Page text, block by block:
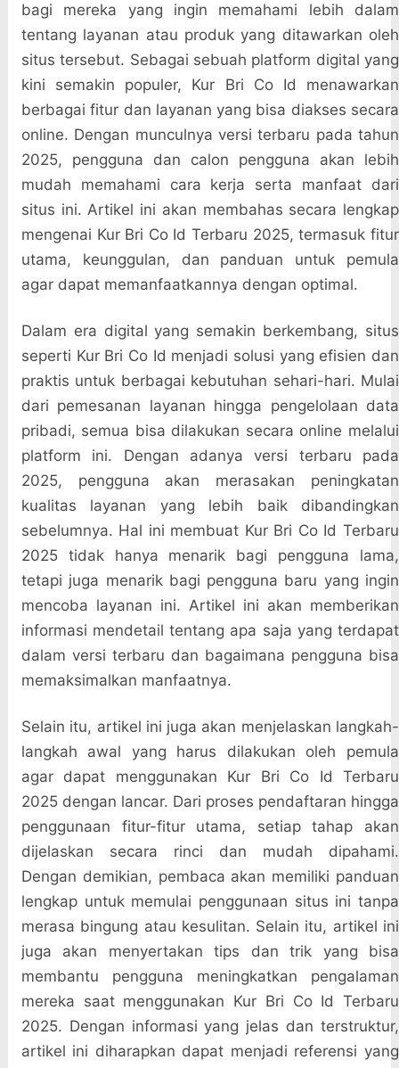
bagi mereka yang ingin memahami lebih dalam
tentang layanan atau produk yang ditawarkan oleh
situs tersebut. Sebagai sebuah platform digital yang
kini semakin populer, Kur Bri Co Id menawarkan
berbagai fitur dan layanan yang bisa diakses secara
online. Dengan munculnya versi terbaru pada tahun
2025, pengguna dan calon pengguna akan lebih
mudah memahami cara kerja serta manfaat dari
situs ini. Artikel ini akan membahas secara lengkap
mengenai Kur Bri Co Id Terbaru 2025, termasuk fitur
utama, keunggulan, dan panduan untuk pemula
agar dapat memanfaatkannya dengan optimal.
Dalam era digital yang semakin berkembang, situs
seperti Kur Bri Co Id menjadi solusi yang efisien dan
praktis untuk berbagai kebutuhan sehari-hari. Mulai
dari pemesanan layanan hingga pengelolaan data
pribadi, semua bisa dilakukan secara online melalui
platform ini. Dengan adanya versi terbaru pada
2025, pengguna akan merasakan peningkatan
kualitas layanan yang lebih baik dibandingkan
sebelumnya. Hal ini membuat Kur Bri Co Id Terbaru
2025 tidak hanya menarik bagi pengguna lama,
tetapi juga menarik bagi pengguna baru yang ingin
mencoba layanan ini. Artikel ini akan memberikan
informasi mendetail tentang apa saja yang terdapat
dalam versi terbaru dan bagaimana pengguna bisa
memaksimalkan manfaatnya.
Selain itu, artikel ini juga akan menjelaskan langkah-
langkah awal yang harus dilakukan oleh pemula
agar dapat menggunakan Kur Bri Co Id Terbaru
2025 dengan lancar. Dari proses pendaftaran hingga
penggunaan fitur-fitur utama, setiap tahap akan
dijelaskan secara rinci dan mudah dipahami.
Dengan demikian, pembaca akan memiliki panduan
lengkap untuk memulai penggunaan situs ini tanpa
merasa bingung atau kesulitan. Selain itu, artikel ini
juga akan menyertakan tips dan trik yang bisa
membantu pengguna meningkatkan pengalaman
mereka saat menggunakan Kur Bri Co Id Terbaru
2025. Dengan informasi yang jelas dan terstruktur,
artikel ini diharapkan dapat menjadi referensi yang